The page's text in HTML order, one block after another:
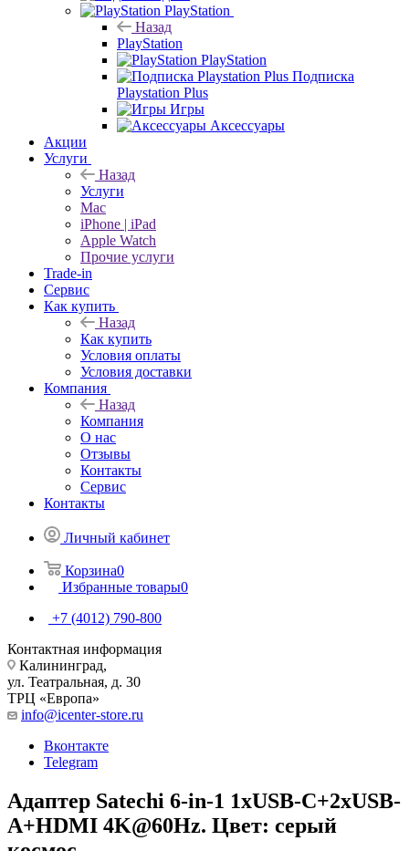
PlayStation
Назад
PlayStation
PlayStation
Подписка
Playstation Plus
Игры
Аксессуары
Акции
Услуги
Назад
Услуги
Mac
iPhone | iPad
Apple Watch
Прочие услуги
Trade-in
Сервис
Как купить
Назад
Как купить
Условия оплаты
Условия доставки
Компания
Назад
Компания
О нас
Отзывы
Контакты
Сервис
Контакты
Личный кабинет
Корзина0
Избранные товары0
+7 (4012) 790-800
Контактная информация
Калининград,
ул. Театральная, д. 30
ТРЦ «Европа»
info@icenter-store.ru
Вконтакте
Telegram
Адаптер Satechi 6-in-1 1хUSB-C+2xUSB-
A+HDMI 4K@60Hz. Цвет: серый